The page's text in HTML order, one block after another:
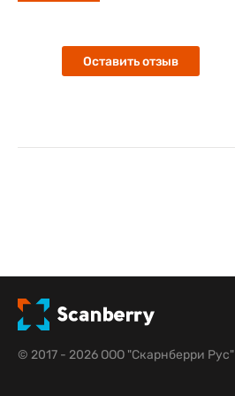
Оставить отзыв
© 2017 - 2026 ООО "Скарнберри Рус"